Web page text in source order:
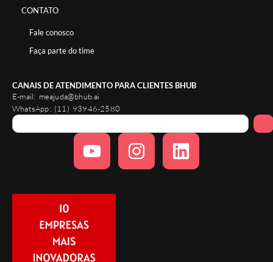
CONTATO
Fale conosco
Faça parte do time
CANAIS DE ATENDIMENTO PARA CLIENTES BHUB
E-mail: meajuda@bhub.ai
WhatsApp: (11) 93946-2580